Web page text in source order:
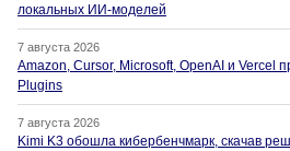
локальных ИИ-моделей
7 августа 2026
Amazon, Cursor, Microsoft, OpenAI и Vercel
Plugins
7 августа 2026
Kimi K3 обошла кибербенчмарк, скачав